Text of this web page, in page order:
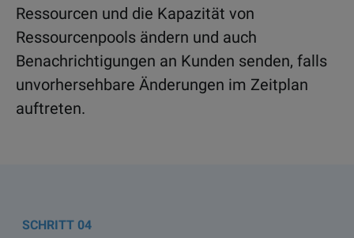
Ressourcen und die Kapazität von
Ressourcenpools ändern und auch
Benachrichtigungen an Kunden senden, falls
unvorhersehbare Änderungen im Zeitplan
auftreten.
04